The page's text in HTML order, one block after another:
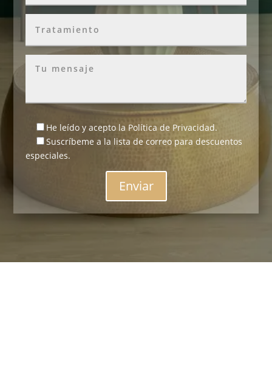
He leído y acepto la Política de Privacidad.
Suscríbeme a la lista de correo para descuentos
especiales.
Enviar